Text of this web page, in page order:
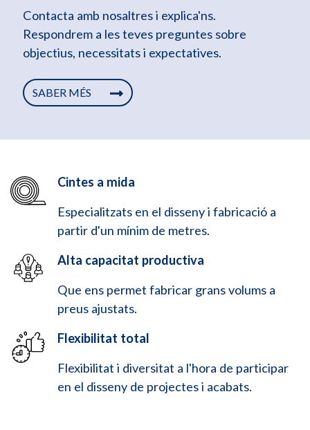
Contacta amb nosaltres i explica'ns.
Respondrem a les teves preguntes sobre
objectius, necessitats i expectatives.
SABER MÉS
Cintes a mida
Especialitzats en el disseny i fabricació a
partir d'un mínim de metres.
Alta capacitat productiva
Que ens permet fabricar grans volums a
preus ajustats.
Flexibilitat total
Flexibilitat i diversitat a l'hora de participar
en el disseny de projectes i acabats.